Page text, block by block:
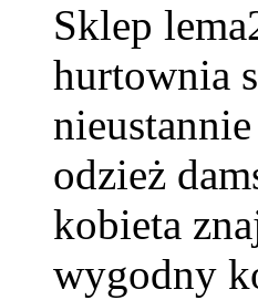
Sklep
hurtownia
odzież
kobieta
wygodny